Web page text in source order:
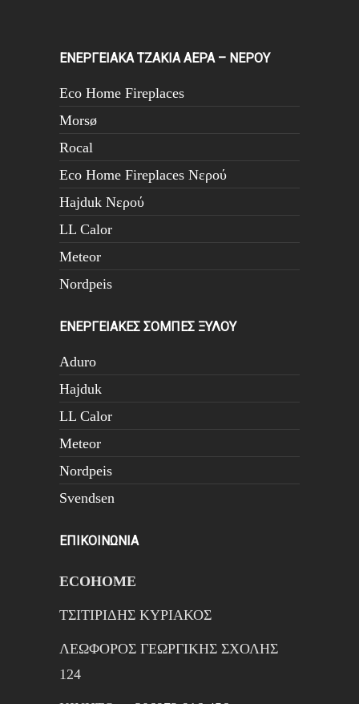
ΕΝΕΡΓΕΙΑΚΑ ΤΖΑΚΙΑ ΑΕΡΑ – ΝΕΡΟΥ
Eco Home Fireplaces
Morsø
Rocal
Eco Home Fireplaces Νερού
Hajduk Νερού
LL Calor
Meteor
Nordpeis
ΕΝΕΡΓΕΙΑΚΕΣ ΣΟΜΠΕΣ ΞΥΛΟΥ
Aduro
Hajduk
LL Calor
Meteor
Nordpeis
Svendsen
ΕΠΙΚΟΙΝΩΝΙΑ
ECOHOME
ΤΣΙΤΙΡΙΔΗΣ ΚΥΡΙΑΚΟΣ
ΛΕΩΦΟΡΟΣ ΓΕΩΡΓΙΚΗΣ ΣΧΟΛΗΣ
124